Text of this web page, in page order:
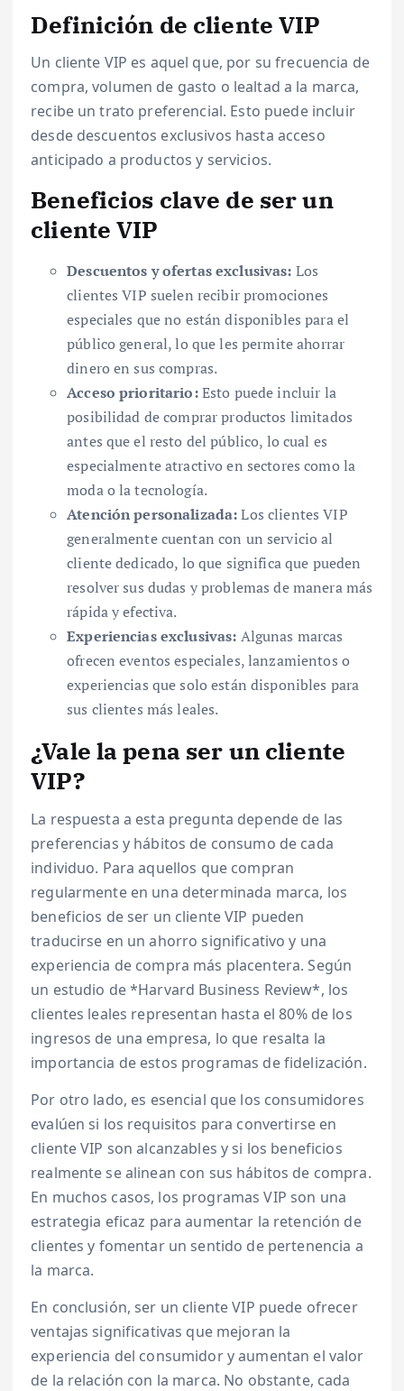
Definición de cliente VIP
Un cliente VIP es aquel que, por su frecuencia de
compra, volumen de gasto o lealtad a la marca,
recibe un trato preferencial. Esto puede incluir
desde descuentos exclusivos hasta acceso
anticipado a productos y servicios.
Beneficios clave de ser un
cliente VIP
Descuentos y ofertas exclusivas: Los
clientes VIP suelen recibir promociones
especiales que no están disponibles para el
público general, lo que les permite ahorrar
dinero en sus compras.
Acceso prioritario:Esto puede incluir la
posibilidad de comprar productos limitados
antes que el resto del público, lo cual es
especialmente atractivo en sectores como la
moda o la tecnología.
Atención personalizada:Los clientes VIP
generalmente cuentan con un servicio al
cliente dedicado, lo que significa que pueden
resolver sus dudas y problemas de manera más
rápida y efectiva.
Experiencias exclusivas: Algunas marcas
ofrecen eventos especiales, lanzamientos o
experiencias que solo están disponibles para
sus clientes más leales.
¿Vale la pena ser un cliente
VIP?
La respuesta a esta pregunta depende de las
preferencias y hábitos de consumo de cada
individuo. Para aquellos que compran
regularmente en una determinada marca, los
beneficios de ser un cliente VIP pueden
traducirse en un ahorro significativo y una
experiencia de compra más placentera. Según
un estudio de *Harvard Business Review*, los
clientes leales representan hasta el 80% de los
ingresos de una empresa, lo que resalta la
importancia de estos programas de fidelización.
Por otro lado, es esencial que los consumidores
evalúen si los requisitos para convertirse en
cliente VIP son alcanzables y si los beneficios
realmente se alinean con sus hábitos de compra.
En muchos casos, los programas VIP son una
estrategia eficaz para aumentar la retención de
clientes y fomentar un sentido de pertenencia a
la marca.
En conclusión, ser un cliente VIP puede ofrecer
ventajas significativas que mejoran la
experiencia del consumidor y aumentan el valor
de la relación con la marca. No obstante, cada